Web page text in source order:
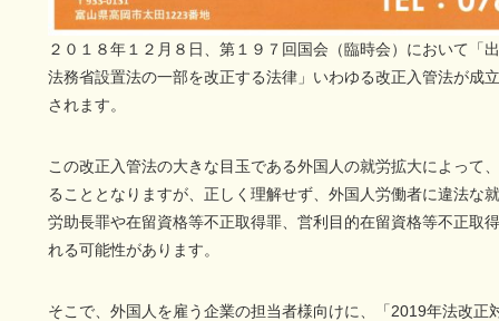
２０１８年１２月８日、第１９７回国会（臨時会）において「
法務省設置法の一部を改正する法律」いわゆる改正入管法が成
されます。
この改正入管法の大きな目玉である外国人の就労拡大によって
ることとなりますが、正しく理解せず、外国人労働者に違法な
労助長罪や在留資格等不正取得罪、営利目的在留資格等不正取
れる可能性があります。
そこで、外国人を雇う企業の担当者様向けに、「2019年法改正